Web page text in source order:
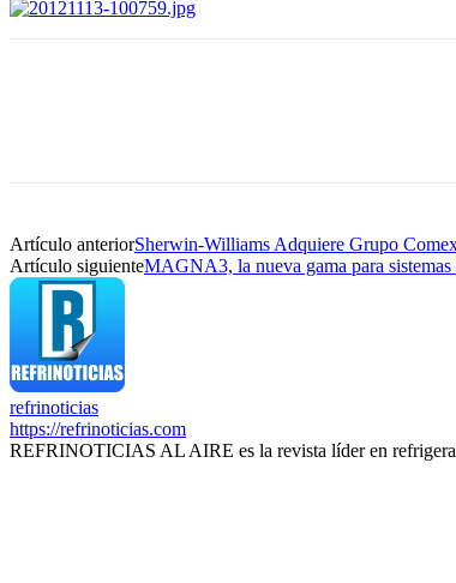
Artículo anteriorSherwin-Williams Adquiere Grupo
Artículo siguienteMAGNA3, la nueva gama para
refrinoticias
https://refrinoticias.com
REFRINOTICIAS AL AIRE es la revista líder en